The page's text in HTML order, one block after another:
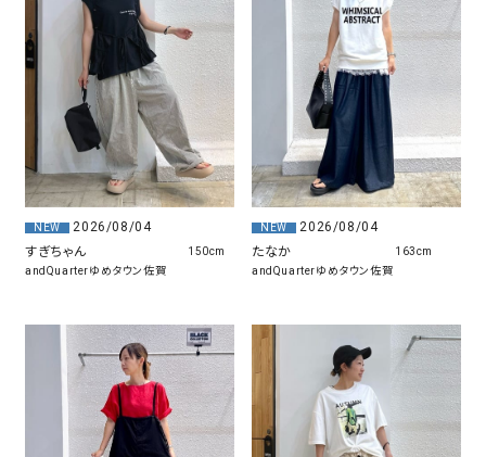
NEW
2026/08/04
すぎちゃん
andQuarterゆめタウン佐賀
150cm
NEW
2026/08/04
たなか
andQuarterゆめタウン佐賀
163cm